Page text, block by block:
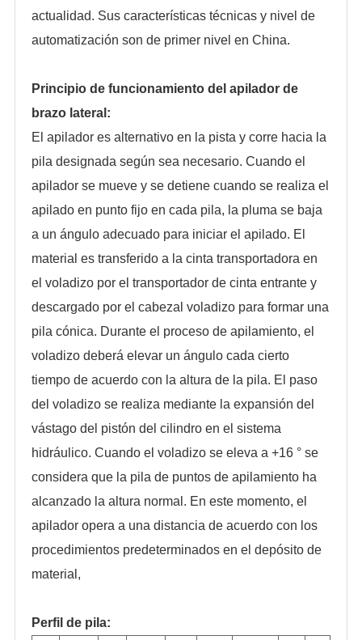
actualidad. Sus características técnicas y nivel de
automatización son de primer nivel en China.
Principio de funcionamiento del apilador de
brazo lateral:
El apilador es alternativo en la pista y corre hacia la
pila designada según sea necesario. Cuando el
apilador se mueve y se detiene cuando se realiza el
apilado en punto fijo en cada pila, la pluma se baja
a un ángulo adecuado para iniciar el apilado. El
material es transferido a la cinta transportadora en
el voladizo por el transportador de cinta entrante y
descargado por el cabezal voladizo para formar una
pila cónica. Durante el proceso de apilamiento, el
voladizo deberá elevar un ángulo cada cierto
tiempo de acuerdo con la altura de la pila. El paso
del voladizo se realiza mediante la expansión del
vástago del pistón del cilindro en el sistema
hidráulico. Cuando el voladizo se eleva a +16 ° se
considera que la pila de puntos de apilamiento ha
alcanzado la altura normal. En este momento, el
apilador opera a una distancia de acuerdo con los
procedimientos predeterminados en el depósito de
material,
Perfil de pila: